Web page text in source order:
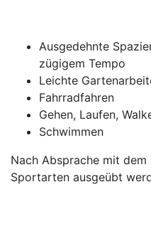
Ausgedehnte
zügigem Tempo
Leichte
Fahrradfahren
Gehen, Laufen,
Schwimmen
Nach Absprache mit
Sportarten ausgeübt